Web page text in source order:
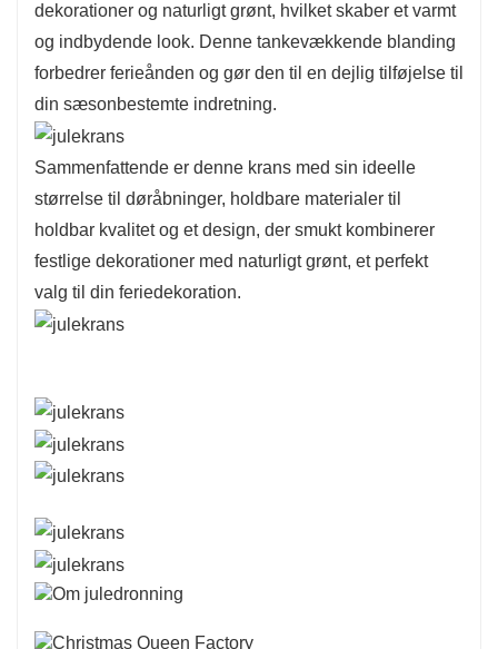
dekorationer og naturligt grønt, hvilket skaber et varmt
og indbydende look. Denne tankevækkende blanding
forbedrer ferieånden og gør den til en dejlig tilføjelse til
din sæsonbestemte indretning.
Sammenfattende er denne krans med sin ideelle
størrelse til døråbninger, holdbare materialer til
holdbar kvalitet og et design, der smukt kombinerer
festlige dekorationer med naturligt grønt, et perfekt
valg til din feriedekoration.